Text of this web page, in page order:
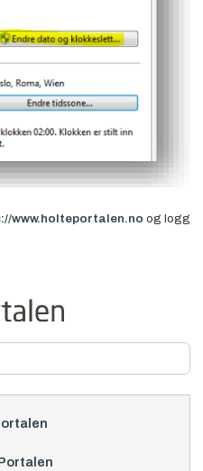
www.holteportalen.no og logg